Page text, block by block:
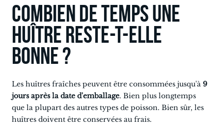
Combien de temps une
huître reste-t-elle
bonne ?
Les huîtres fraîches peuvent être consommées jusqu'à 9
jours après la date d'emballage. Bien plus longtemps
que la plupart des autres types de poisson. Bien sûr, les
huîtres doivent être conservées au frais.